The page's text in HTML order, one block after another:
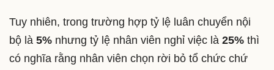
Tuy nhiên, trong trường hợp tỷ lệ luân chuyển nội
bộ là 5% nhưng tỷ lệ nhân viên nghỉ việc là 25% thì
có nghĩa rằng nhân viên chọn rời bỏ tổ chức chứ